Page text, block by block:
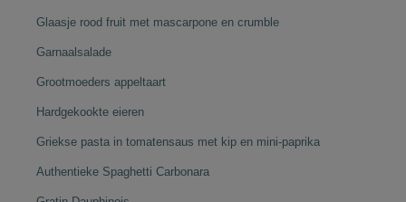
Glaasje rood fruit met mascarpone en crumble
Garnaalsalade
Grootmoeders appeltaart
Hardgekookte eieren
Griekse pasta in tomatensaus met kip en mini-paprika
Authentieke Spaghetti Carbonara